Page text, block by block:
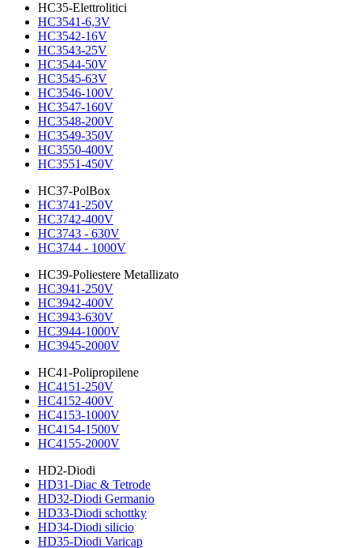
HC35-Elettrolitici
HC3541-6,3V
HC3542-16V
HC3543-25V
HC3544-50V
HC3545-63V
HC3546-100V
HC3547-160V
HC3548-200V
HC3549-350V
HC3550-400V
HC3551-450V
HC37-PolBox
HC3741-250V
HC3742-400V
HC3743 - 630V
HC3744 - 1000V
HC39-Poliestere Metallizato
HC3941-250V
HC3942-400V
HC3943-630V
HC3944-1000V
HC3945-2000V
HC41-Polipropilene
HC4151-250V
HC4152-400V
HC4153-1000V
HC4154-1500V
HC4155-2000V
HD2-Diodi
HD31-Diac & Tetrode
HD32-Diodi Germanio
HD33-Diodi schottky
HD34-Diodi silicio
HD35-Diodi Varicap